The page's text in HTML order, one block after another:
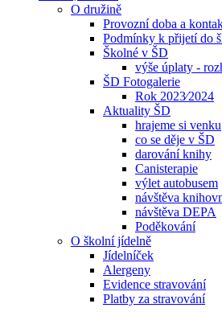
O družině
Provozní doba a
Podmínky k přijetí do
Školné v ŠD
výše úplaty -
ŠD Fotogalerie
Rok 2023⁄2024
Aktuality ŠD
hrajeme si venku
co se děje v ŠD
darování knihy
Canisterapie
výlet autobusem
návštěva
návštěva DEPA
Poděkování
O školní jídelně
Jídelníček
Alergeny
Evidence stravování
Platby za stravování